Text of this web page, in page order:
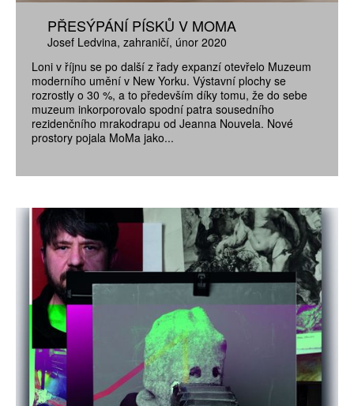
PŘESÝPÁNÍ PÍSKŮ V MOMA
Josef Ledvina zahraničí únor 2020
Loni v říjnu se po další z řady expanzí otevřelo Muzeum
moderního umění v New Yorku. Výstavní plochy se
rozrostly o 30 %, a to především díky tomu, že do sebe
muzeum inkorporovalo spodní patra sousedního
rezidenčního mrakodrapu od Jeanna Nouvela. Nové
prostory pojala MoMa jako...